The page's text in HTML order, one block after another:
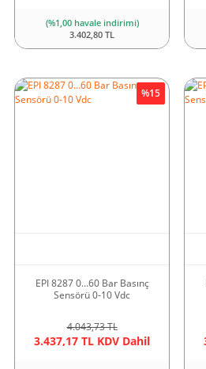
(%1,00 havale indirimi)
3.402,80 TL
EPI 8287 0…60 Bar Basınç
Sensörü 0-10 Vdc
4.043,73 TL
3.437,17 TL KDV Dahil
%15